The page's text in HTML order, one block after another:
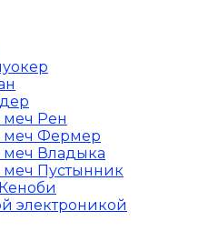
меч Рен
меч Фермер
меч Владыка
меч Пустынник
электроникой